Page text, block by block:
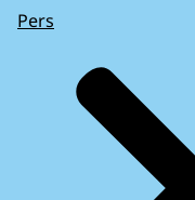
Pers